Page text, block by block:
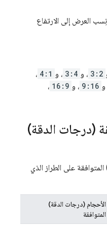
Image نِسب العرض إلى الارتفاع
3:2 ، و 3:4 ، و 4:1 ،
و 9:16 ، و 16:9 ،
(درجات الدقة)
على الطراز الذي
الأحجام (درجات الدقة)
المتوافقة